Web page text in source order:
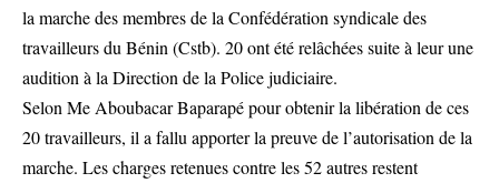
la marche des membres de la Confédération syndicale des
travailleurs du Bénin (Cstb). 20 ont été relâchées suite à leur une
audition à la Direction de la Police judiciaire.
Selon Me Aboubacar Baparapé pour obtenir la libération de ces
20 travailleurs, il a fallu apporter la preuve de l’autorisation de la
marche. Les charges retenues contre les 52 autres restent